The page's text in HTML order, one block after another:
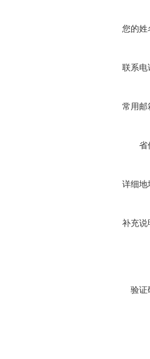
您的姓
联系电
常用邮
省
详细地
补充说
验证